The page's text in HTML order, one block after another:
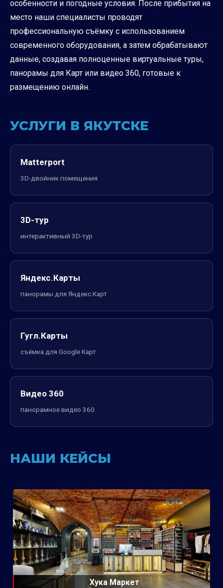
особенности и погодные условия. После прибытия на
место наши специалисты проводят
профессиональную съёмку с использованием
современного оборудования, а затем обрабатывают
данные, создавая полноценные виртуальные туры,
панорамы для Карт или видео 360, готовые к
размещению онлайн.
УСЛУГИ В ЯКУТСКЕ
Matterport
3D-двойник помещения
3D-тур
интерактивный 3D-тур
Яндекс.Карты
панорамы для Яндекс.Карт
Гугл.Карты
съёмка для Google Карт
Видео 360
панорамное видео 360
НАШИ КЕЙСЫ
Хука Маркет